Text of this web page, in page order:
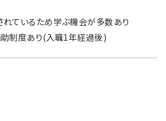
ているため学ぶ機会が多数あり
制度あり(入職1年経過後)